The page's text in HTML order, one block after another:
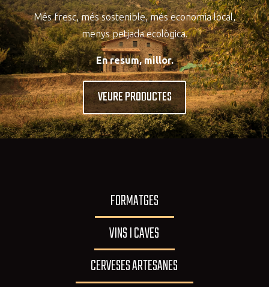
Més fresc, més sostenible, més economia local,
menys petjada ecològica.
En resum, millor.
VEURE PRODUCTES
FORMATGES
VINS I CAVES
CERVESES ARTESANES